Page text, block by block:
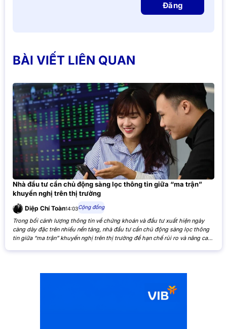
Đăng
BÀI VIẾT LIÊN QUAN
Nhà đầu tư cần chủ động sàng lọc thông tin giữa “ma trận”
khuyến nghị trên thị trường
Diệp Chí Toàn14:03Cộng đồng
Trong bối cảnh lượng thông tin về chứng khoán và đầu tư xuất hiện ngày
càng dày đặc trên nhiều nền tảng, nhà đầu tư cần chủ động sàng lọc thông
tin giữa “ma trận” khuyến nghị trên thị trường để hạn chế rủi ro và nâng cao